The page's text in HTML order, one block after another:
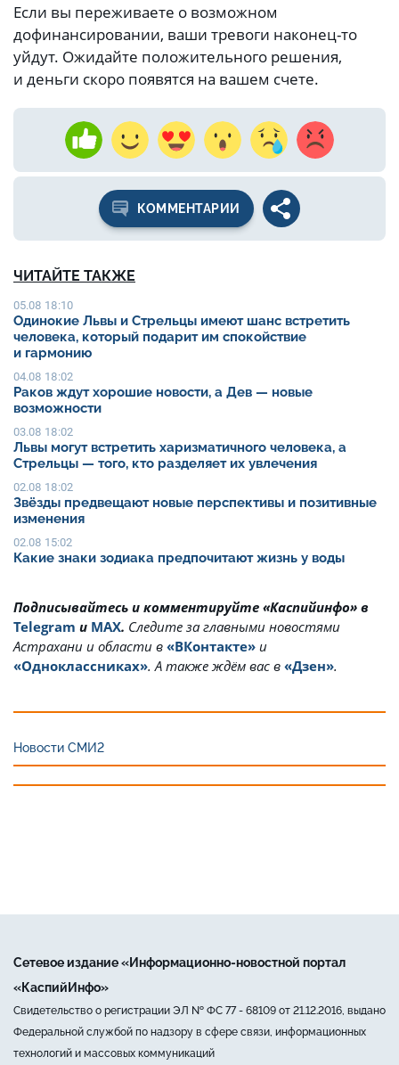
Если вы переживаете о возможном
дофинансировании, ваши тревоги наконец-то
уйдут. Ожидайте положительного решения,
и деньги скоро появятся на вашем счете.
КОММЕНТАРИИ
ЧИТАЙТЕ ТАКЖЕ
05.08 18:10
Одинокие Львы и Стрельцы имеют шанс встретить
человека, который подарит им спокойствие
и гармонию
04.08 18:02
Раков ждут хорошие новости, а Дев — новые
возможности
03.08 18:02
Львы могут встретить харизматичного человека, а
Стрельцы — того, кто разделяет их увлечения
02.08 18:02
Звёзды предвещают новые перспективы и позитивные
изменения
02.08 15:02
Какие знаки зодиака предпочитают жизнь у воды
Подписывайтесь и комментируйте «Каспийинфо» в
Telegram и MAX. Cледите за главными новостями
Астрахани и области в «ВКонтакте» и
«Одноклассниках». А также ждём вас в «Дзен».
Новости СМИ2
Сетевое издание «Информационно-новостной портал
«КаспийИнфо»
Свидетельство о регистрации ЭЛ № ФС 77 - 68109 от 21.12.2016, выдано
Федеральной службой по надзору в сфере связи, информационных
технологий и массовых коммуникаций